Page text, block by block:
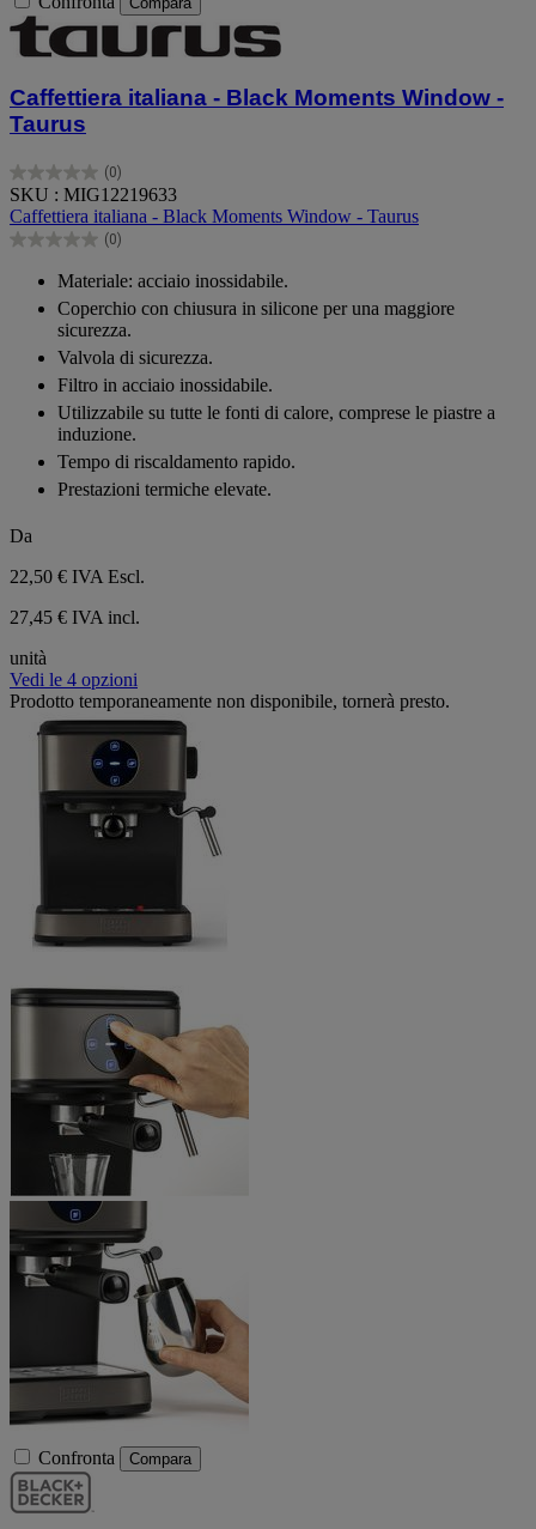
Caffettiera italiana - Black Moments Window -
Taurus
(0)
0.0
su
5
stelle.
SKU : MIG12219633
Caffettiera italiana - Black Moments Window - Taurus
(0)
0.0
stelle.
Materiale: acciaio inossidabile.
Coperchio con chiusura in silicone per una maggiore
sicurezza.
Valvola di sicurezza.
Filtro in acciaio inossidabile.
Utilizzabile su tutte le fonti di calore, comprese le piastre a
induzione.
Tempo di riscaldamento rapido.
Prestazioni termiche elevate.
Da
22,50 € IVA Escl.
27,45 € IVA incl.
unità
Vedi le 4 opzioni
Prodotto temporaneamente non disponibile, tornerà presto.
Confronta Compara